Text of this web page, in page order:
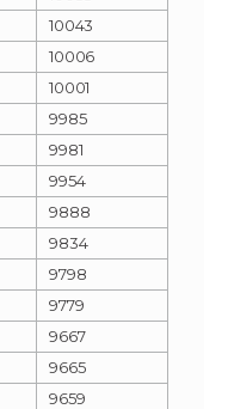
10043
10006
10001
9985
9981
9954
9888
9834
9798
9779
9667
9665
9659